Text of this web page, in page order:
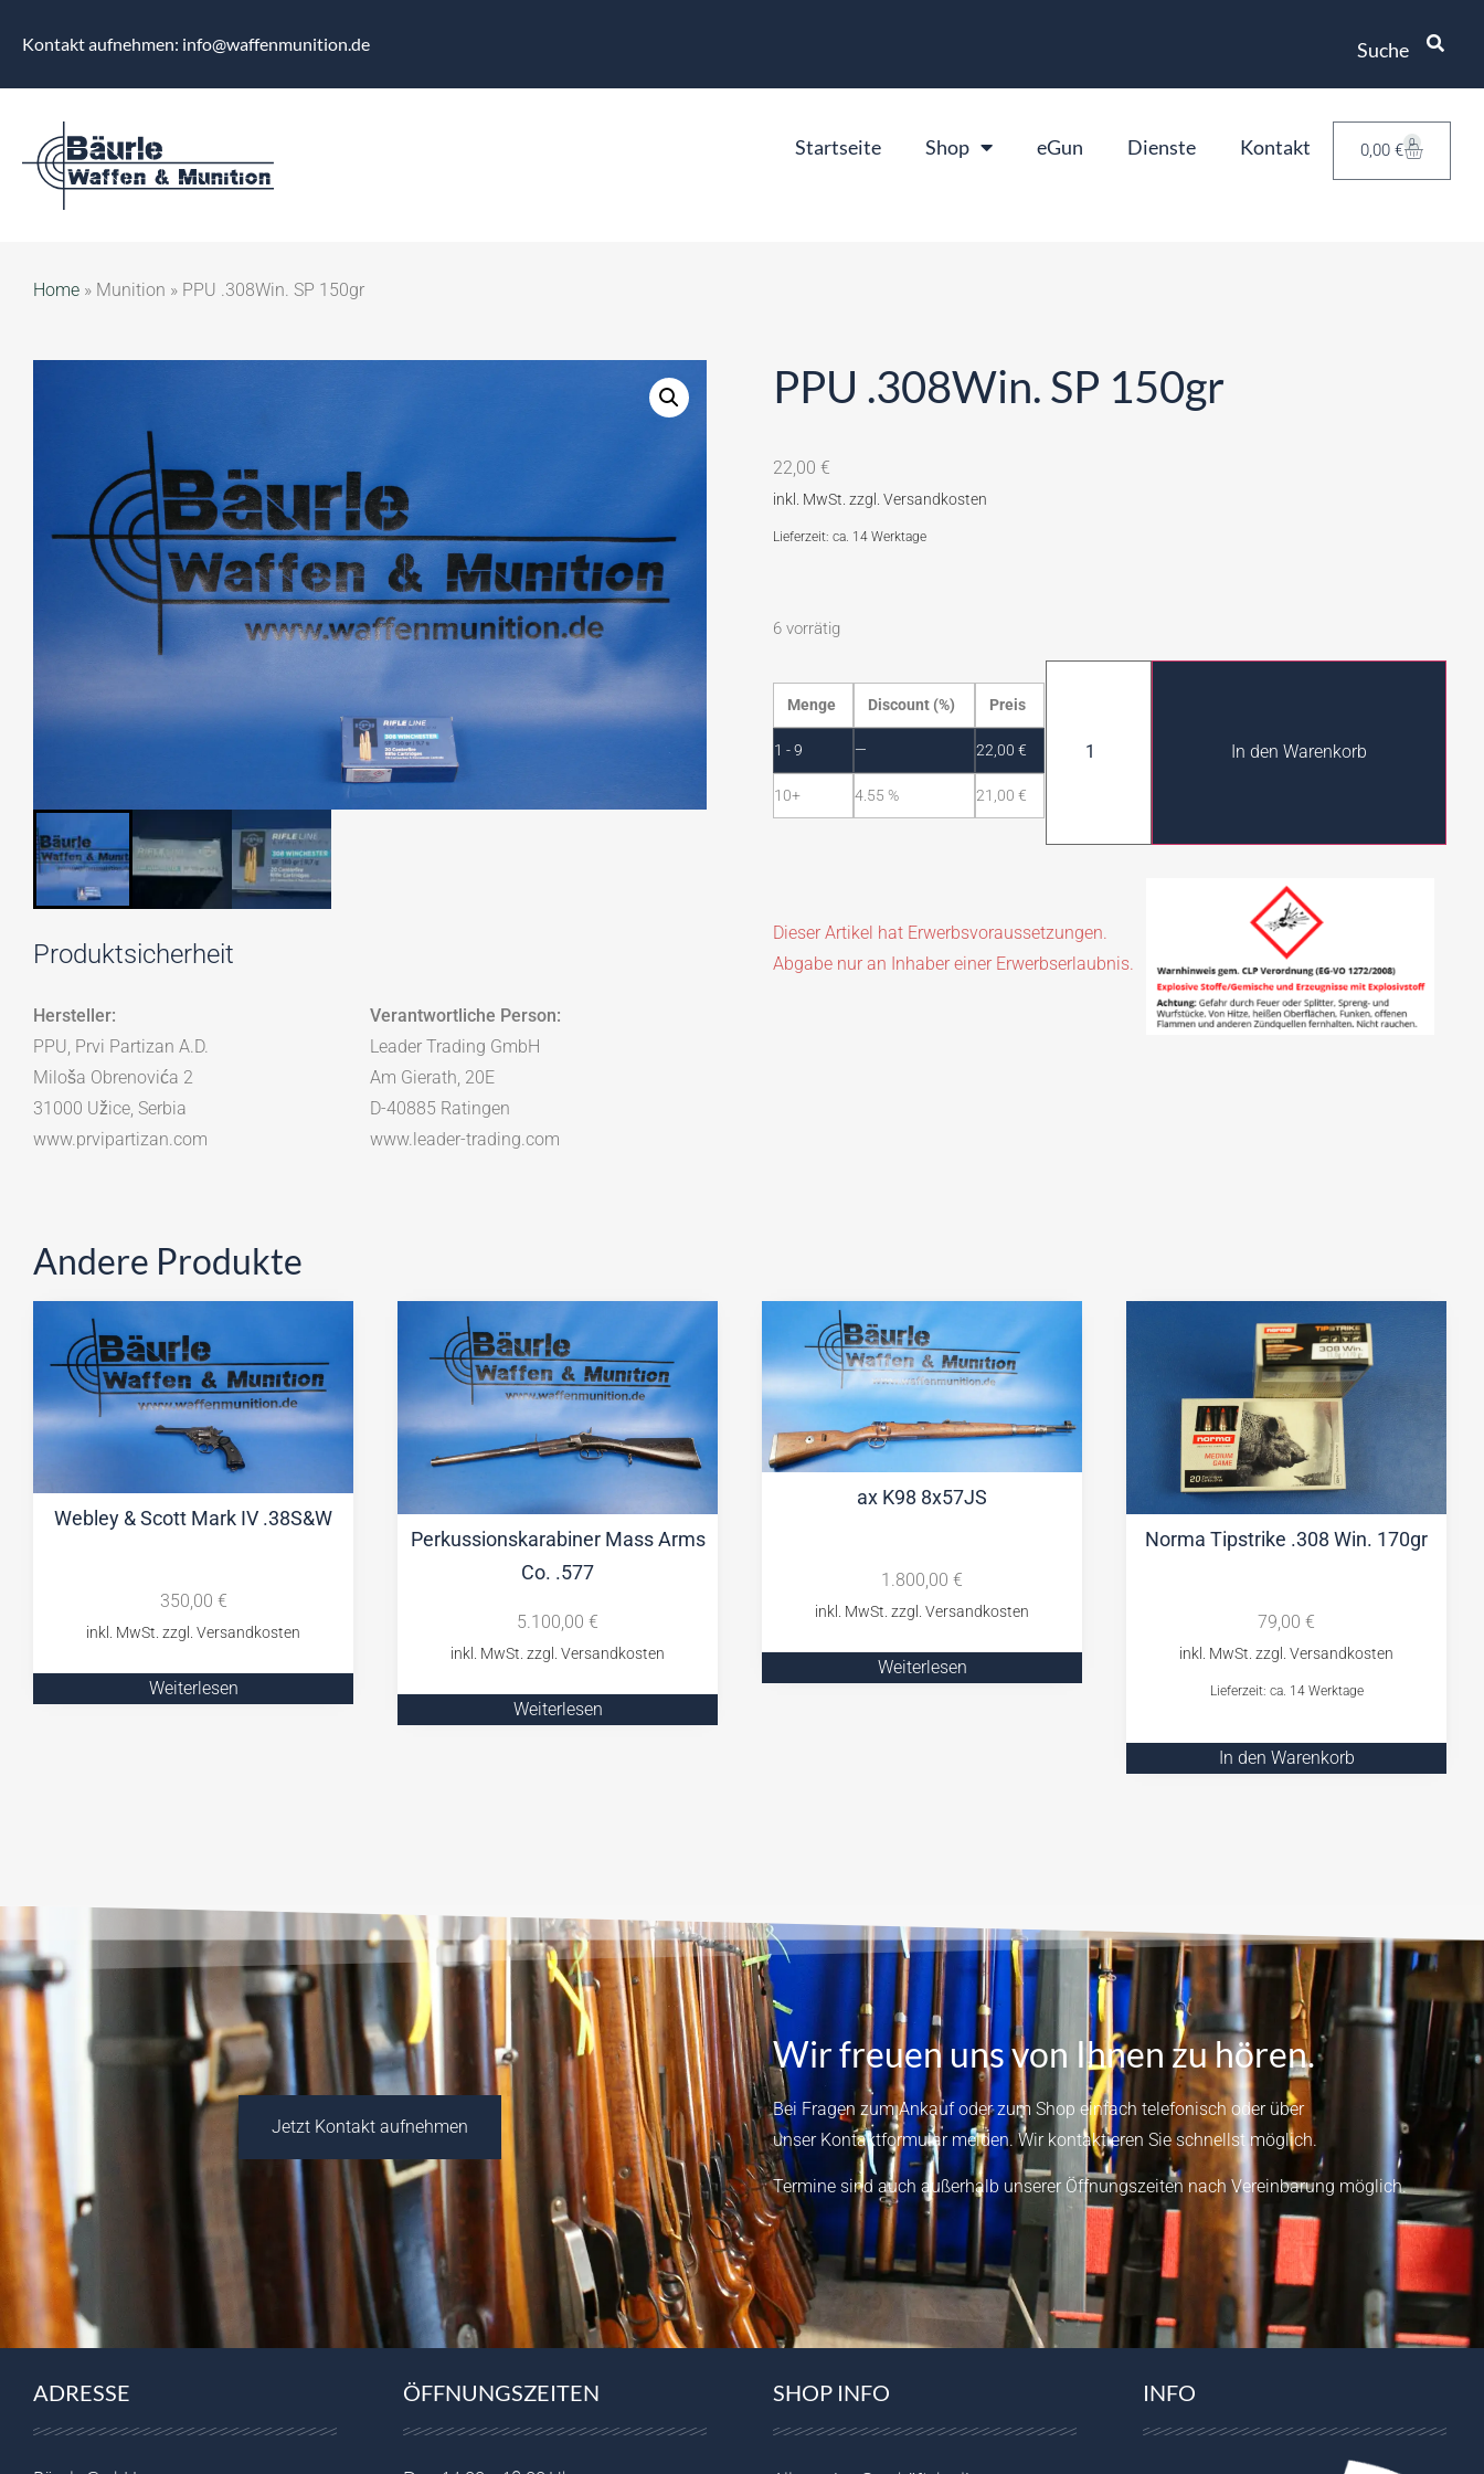
Kontakt aufnehmen: info@waffenmunition.de Suche
Startseite Shop eGun Dienste Kontakt 0,00 € 0
Home » Munition » PPU .308Win. SP 150gr
Produktsicherheit
Hersteller:
PPU, Prvi Partizan A.D.
Miloša Obrenovića 2
31000 Užice, Serbia
www.prvipartizan.com
Verantwortliche Person:
Leader Trading GmbH
Am Gierath, 20E
D-40885 Ratingen
www.leader-trading.com
PPU .308Win. SP 150gr
22,00 €
Lieferzeit: ca. 14 Werktage
6 vorrätig
Menge Discount (%) Preis
1 - 9 — 22,00 €
10+ 4.55 % 21,00 €
In den Warenkorb
Dieser Artikel hat Erwerbsvoraussetzungen.
Abgabe nur an Inhaber einer Erwerbserlaubnis.
Andere Produkte
Webley & Scott Mark IV .38S&W
350,00 €
Weiterlesen
Perkussionskarabiner Mass Arms
Co. .577
5.100,00 €
Weiterlesen
ax K98 8x57JS
1.800,00 €
Weiterlesen
Norma Tipstrike .308 Win. 170gr
79,00 €
Lieferzeit: ca. 14 Werktage
In den Warenkorb
Jetzt Kontakt aufnehmen
Wir freuen uns von Ihnen zu hören.
Bei Fragen zum Ankauf oder zum Shop einfach telefonisch oder über
unser Kontaktformularmelden.Wir kontaktieren Sie schnellst möglich.
Termine sind auch außerhalb unserer Öffnungszeiten nach Vereinbarung möglich.
ADRESSE ÖFFNUNGSZEITEN SHOP INFO INFO